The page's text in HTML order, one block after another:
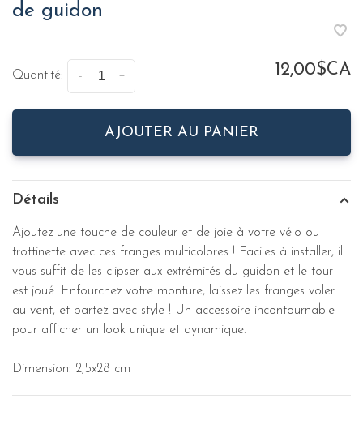
de guidon
Quantité: +
- 12,00$CA
AJOUTER AU PANIER
Détails
Ajoutez une touche de couleur et de joie à votre vélo ou
trottinette avec ces franges multicolores ! Faciles à installer, il
vous suffit de les clipser aux extrémités du guidon et le tour
est joué. Enfourchez votre monture, laissez les franges voler
au vent, et partez avec style ! Un accessoire incontournable
pour afficher un look unique et dynamique.
Dimension: 2,5x28 cm